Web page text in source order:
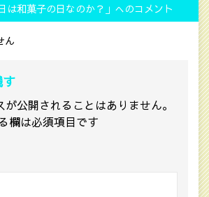
は和菓子の日なのか？」へのコメント
ん
が公開されることはありません。
欄は必須項目です